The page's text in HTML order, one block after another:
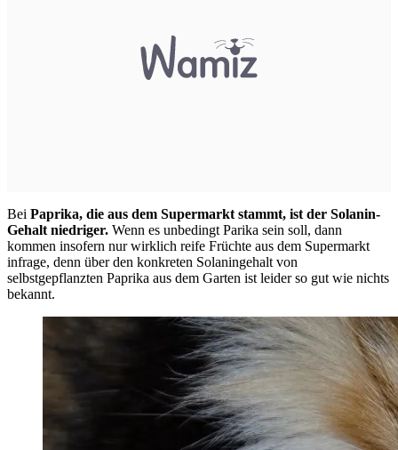
Bei Paprika, die aus dem Supermarkt stammt, ist der Solanin-
Gehalt niedriger. Wenn es unbedingt Parika sein soll, dann
kommen insofern nur wirklich reife Früchte aus dem Supermarkt
infrage, denn über den konkreten Solaningehalt von
selbstgepflanzten Paprika aus dem Garten ist leider so gut wie nichts
bekannt.